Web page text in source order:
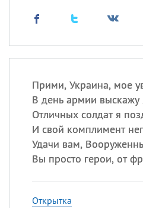
Прими, Украина, мое
В день армии выскажу
Отличных солдат я
И свой комплимент
Удачи вам,
Вы просто герои, от
Открытка